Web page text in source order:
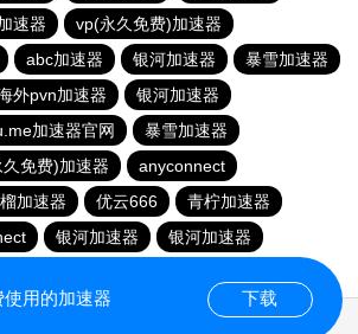
速器
vp(永久免费)加速器
abc加速器 银河加速器
暴雪加速器
外pvn加速器
银河加速器
加速器官网
暴雪加速器
免费)加速器
anyconnect
加速器 优云666
青柠加速器
银河加速器
银河加速器
使用的加速器 下载